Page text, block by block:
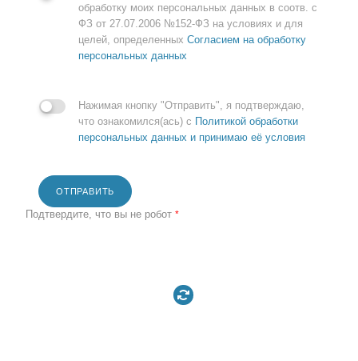
обработку моих персональных данных в соотв. с
ФЗ от 27.07.2006 №152-ФЗ на условиях и для
целей, определенных Согласием на обработку
персональных данных
Нажимая кнопку "Отправить", я подтверждаю,
что ознакомился(ась) с Политикой обработки
персональных данных и принимаю её условия
ОТПРАВИТЬ
Подтвердите, что вы не робот *